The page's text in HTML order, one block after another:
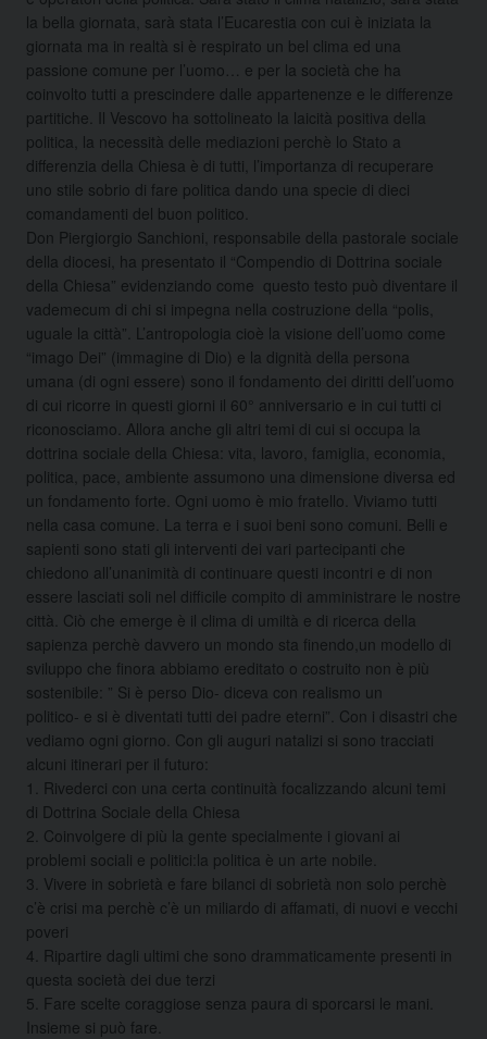
la bella giornata, sarà stata l’Eucarestia con cui è iniziata la
giornata ma in realtà si è respirato un bel clima ed una
passione comune per l’uomo…
e per la società che ha
coinvolto tutti a prescindere dalle appartenenze e le differenze
partitiche. Il Vescovo ha sottolineato la laicità positiva della
politica, la necessità delle mediazioni perchè lo Stato a
differenzia della Chiesa è di tutti, l’importanza di recuperare
uno stile sobrio di fare politica dando una specie di dieci
comandamenti del buon politico.
Don Piergiorgio Sanchioni, responsabile della pastorale sociale
della diocesi, ha presentato il “Compendio di Dottrina sociale
della Chiesa” evidenziando come questo testo può diventare il
vademecum di chi si impegna nella costruzione della “polis,
uguale la città”. L’antropologia cioè la visione dell’uomo come
“imago Dei” (immagine di Dio) e la dignità della persona
umana (di ogni essere) sono il fondamento dei diritti dell’uomo
di cui ricorre in questi giorni il 60° anniversario e in cui tutti ci
riconosciamo. Allora anche gli altri temi di cui si occupa la
dottrina sociale della Chiesa: vita, lavoro, famiglia, economia,
politica, pace, ambiente assumono una dimensione diversa ed
un fondamento forte. Ogni uomo è mio fratello. Viviamo tutti
nella casa comune. La terra e i suoi beni sono comuni. Belli e
sapienti sono stati gli interventi dei vari partecipanti che
chiedono all’unanimità di continuare questi incontri e di non
essere lasciati soli nel difficile compito di amministrare le nostre
città. Ciò che emerge è il clima di umiltà e di ricerca della
sapienza perchè davvero un mondo sta finendo,un modello di
sviluppo che finora abbiamo ereditato o costruito non è più
sostenibile: ” Si è perso Dio- diceva con realismo un
politico- e si è diventati tutti dei padre eterni”. Con i disastri che
vediamo ogni giorno. Con gli auguri natalizi si sono tracciati
alcuni itinerari per il futuro:
1. Rivederci con una certa continuità focalizzando alcuni temi
di Dottrina Sociale della Chiesa
2. Coinvolgere di più la gente specialmente i giovani ai
problemi sociali e politici:la politica è un arte nobile.
3. Vivere in sobrietà e fare bilanci di sobrietà non solo perchè
c’è crisi ma perchè c’è un miliardo di affamati, di nuovi e vecchi
poveri
4. Ripartire dagli ultimi che sono drammaticamente presenti in
questa società dei due terzi
5. Fare scelte coraggiose senza paura di sporcarsi le mani.
Insieme si può fare.